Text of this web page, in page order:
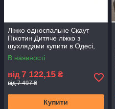
Ліжко односпальне Скаут
Піхотин Дитяче ліжко з
шухлядами купити в Одесі,
Україні
В наявності
від 7 122,15 ₴
від 7 497 ₴
Купити